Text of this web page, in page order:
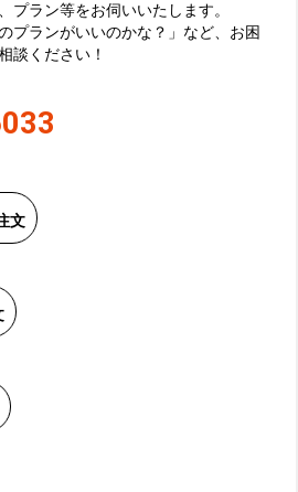
プラン等をお伺いいたします。
プランがいいのかな？」など、お困
談ください！
文